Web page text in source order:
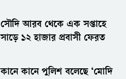
সৌদি আরব থেকে এক সপ্তাহে
সাড়ে ১২ হাজার প্রবাসী ফেরত
কানে কানে পুলিশ বলেছে ‘মোদি